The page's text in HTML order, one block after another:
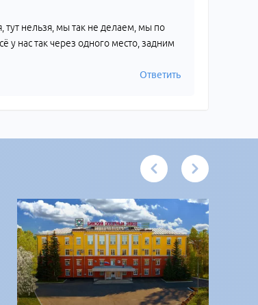
тут нельзя, мы так не делаем, мы по
у нас так через одного место, задним
Ответить